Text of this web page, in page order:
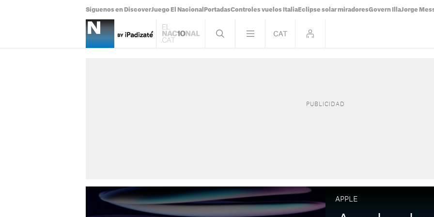
Síguenos en DiscoverJuego El Nacional PortadasControles vuelos Italia Eclipse solar miradoresGovern IllaJorge
APPLE